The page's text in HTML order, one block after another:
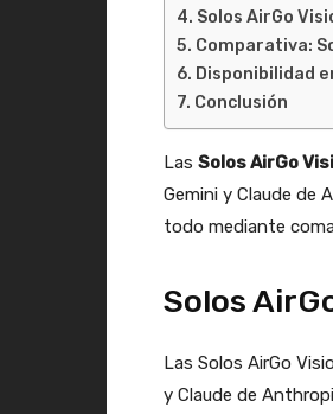
Solos AirGo
Comparativa:
Disponibilidad
Conclusión
Las Solos AirGo
Gemini y Claude
todo mediante
Solos
Las Solos AirGo
y Claude de